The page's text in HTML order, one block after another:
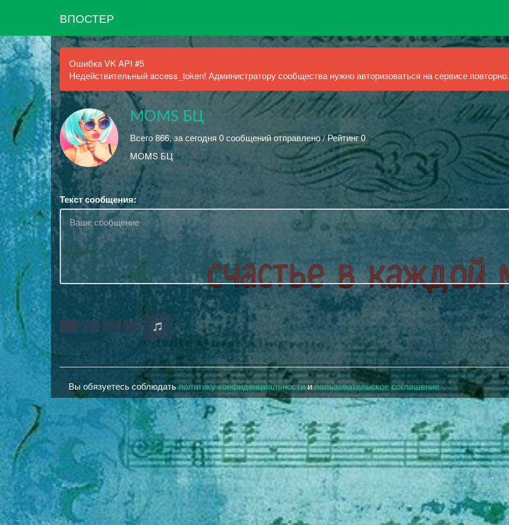
ВПОСТЕР
Ошибка VK API #5
Недействительный access_token! Администратору сообщества нужно авторизоваться на сервисе повторно.
MOMS БЦ
Всего 866, за сегодня 0 сообщений отправлено / Рейтинг 0
MOMS БЦ
Текст сообщения:
Вы обязуетесь соблюдатьполитику конфиденциальностиипользовательское соглашение